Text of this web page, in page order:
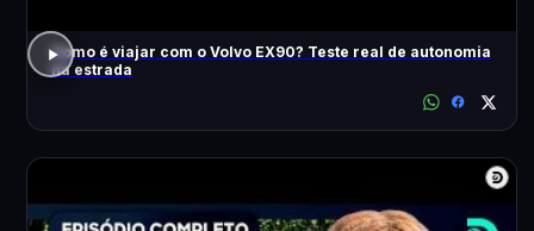
Como é viajar com o Volvo EX90? Teste real de autonomia
na estrada